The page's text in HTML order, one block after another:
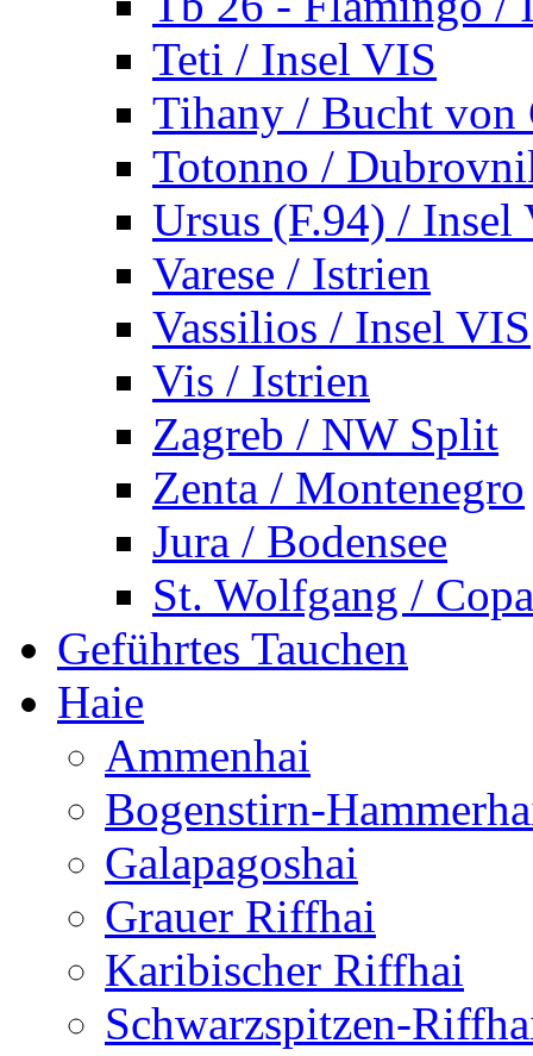
Teti / Insel VIS
Tihany / Bucht von
Totonno /
Ursus (F.94) / Insel
Varese / Istrien
Vassilios / Insel VIS
Vis / Istrien
Zagreb / NW Split
Zenta / Montenegro
Jura / Bodensee
St. Wolfgang /
Geführtes Tauchen
Haie
Ammenhai
Bogenstirn-
Galapagoshai
Grauer Riffhai
Karibischer Riffhai
Schwarzspitzen-